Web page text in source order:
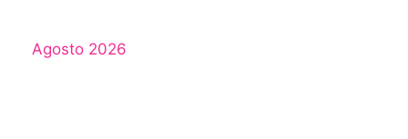
Agosto 2026